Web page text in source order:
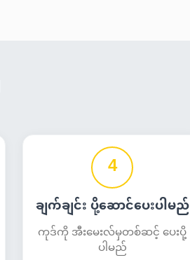
4
ချက်ချင်း ပို့ဆောင်ပေးပါမည်
ကုဒ်ကို အီးမေးလ်မှတစ်ဆင့် ပေးပို့
ပါမည်